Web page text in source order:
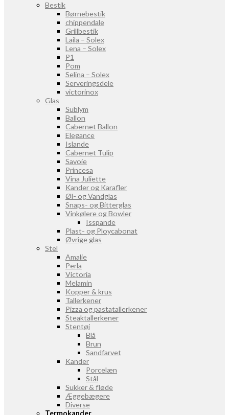
Bestik
Børnebestik
chippendale
Grillbestik
Laila – Solex
Lena – Solex
P1
Pom
Selina – Solex
Serveringsdele
victorinox
Glas
Sublym
Ballon
Cabernet Ballon
Elegance
Islande
Cabernet Tulip
Savoie
Princesa
Vina Juliette
Kander og Karafler
Øl- og Vandglas
Snaps- og Bitterglas
Vinkølere og Bowler
Isspande
Plast- og Ploycabonat
Øvrige glas
Stel
Amalie
Perla
Victoria
Melamin
Kopper & krus
Tallerkener
Pizza og pastatallerkener
Steaktallerkener
Stentøj
Blå
Brun
Sandfarvet
Kander
Porcelæn
Stål
Sukker & fløde
Æggebægere
Diverse
Termokander